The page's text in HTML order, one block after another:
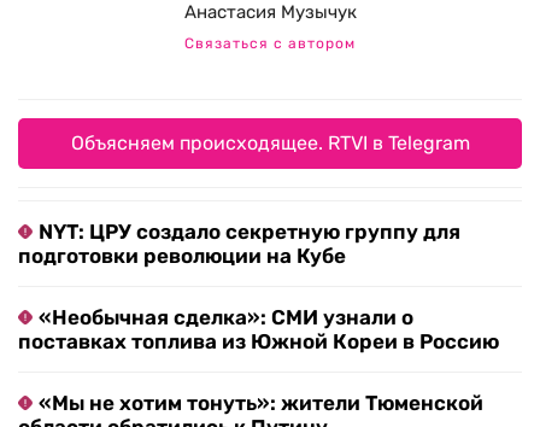
Анастасия Музычук
Связаться с автором
Объясняем происходящее. RTVI в Telegram
NYT: ЦРУ создало секретную группу для
подготовки революции на Кубе
«Необычная сделка»: СМИ узнали о
поставках топлива из Южной Кореи в Россию
«Мы не хотим тонуть»: жители Тюменской